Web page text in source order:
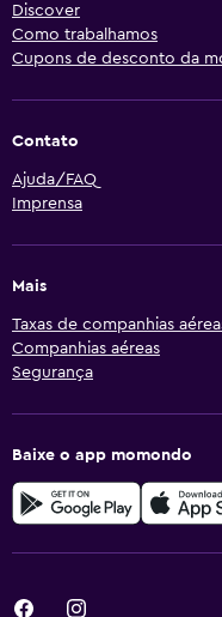
Discover
Como trabalhamos
Cupons de desconto da
Contato
Ajuda/FAQ
Imprensa
Mais
Taxas de companhias
Companhias aéreas
Segurança
Baixe o app momondo